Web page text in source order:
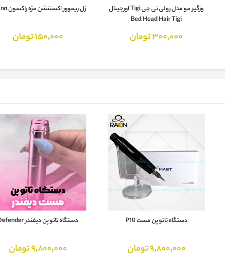
وزگیر مو مدل رولی تی جی Tigi اورجینال
Bed Head Hair Tigi
300,000 تومان
ژل ریموور اکستنشن مژه راکسون Raxon
150,000 تومان
دستگاه تاتو پن مست P10
9,800,000 تومان
دستگاه تاتو پن دیفندر Defender
9,800,000 تومان